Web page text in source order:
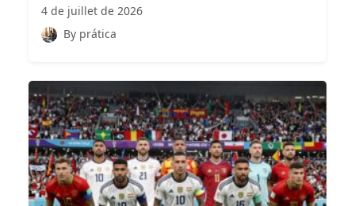
4 de juillet de 2026
By prática